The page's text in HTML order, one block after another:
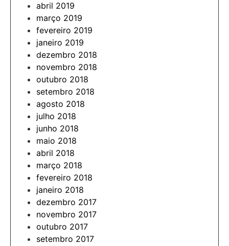
abril 2019
março 2019
fevereiro 2019
janeiro 2019
dezembro 2018
novembro 2018
outubro 2018
setembro 2018
agosto 2018
julho 2018
junho 2018
maio 2018
abril 2018
março 2018
fevereiro 2018
janeiro 2018
dezembro 2017
novembro 2017
outubro 2017
setembro 2017